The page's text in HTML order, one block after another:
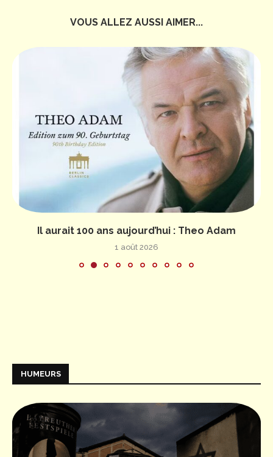
VOUS ALLEZ AUSSI AIMER...
Il aurait 100 ans aujourd’hui : Theo Adam
1 août 2026
HUMEURS